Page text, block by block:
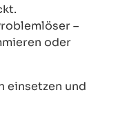
–
oder
einsetzen und